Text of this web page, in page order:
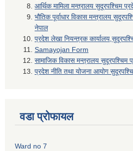
आर्थिक मामिला मन्त्रालय सुदूरपश्चिम
भौतिक पूर्वाधार विकास मन्त्रालय
नेपाल
प्रदेश लेखा नियन्त्रक
Samayojan Form
सामाजिक विकास मन्त्रालय सुदूरपश्चिम
प्रदेश नीति तथा योजना आयोग
वडा प्रोफायल
Ward no 7